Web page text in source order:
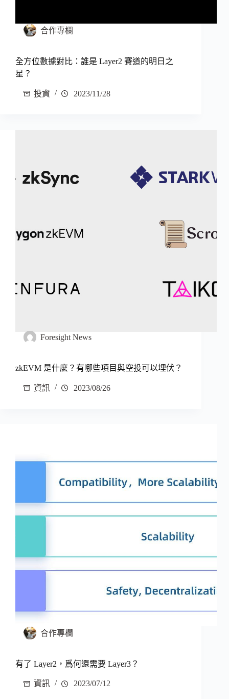
合作專欄
全方位數據對比：誰是 Layer2 賽道的明日之
星？
投資 2023/11/28
Foresight News
zkEVM 是什麼？有哪些項目與空投可以埋伏？
資訊 2023/08/26
合作專欄
有了 Layer2，爲何還需要 Layer3？
資訊 2023/07/12